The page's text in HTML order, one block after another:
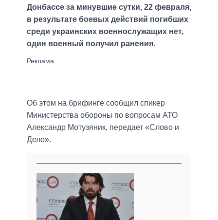
Донбассе за минувшие сутки, 22 февраля,
в результате боевых действий погибших
среди украинских военнослужащих нет,
один военный получил ранения.
Об этом на брифинге сообщил спикер
Министерства обороны по вопросам АТО
Александр Мотузяник, передает «Слово и
Дело».